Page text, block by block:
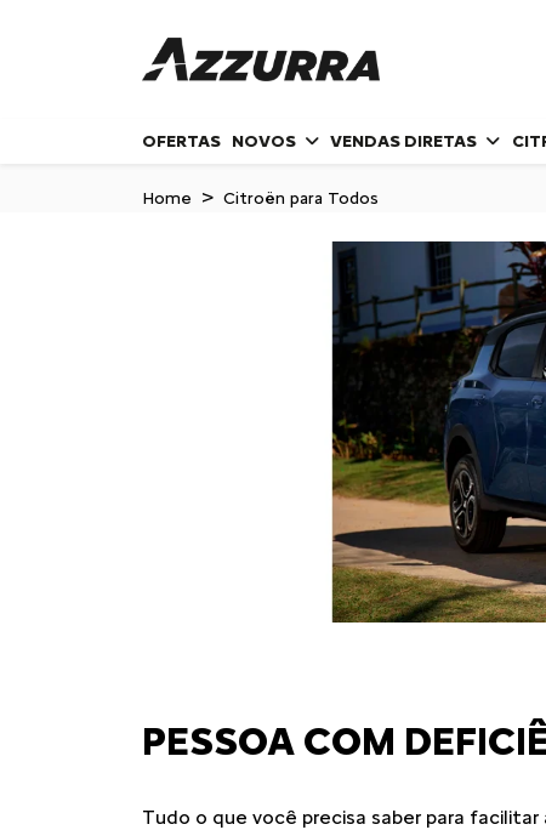
OFERTAS NOVOS VENDAS DIRETAS
Home Citroën para Todos
PESSOA COM
Tudo o que você precisa saber para